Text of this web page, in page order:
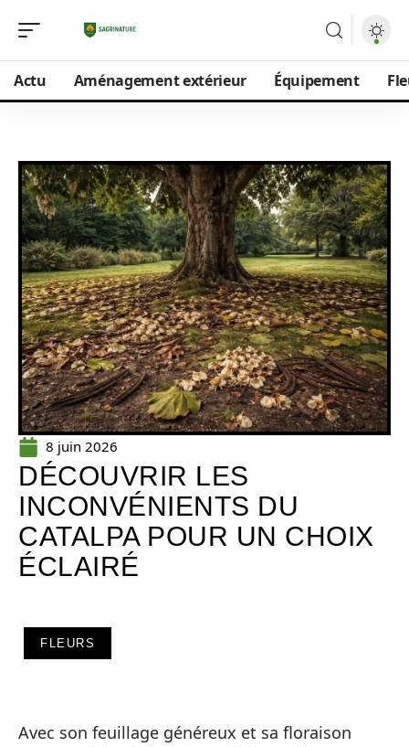
Actu Aménagement extérieur Équipement
8 juin 2026
DÉCOUVRIR LES
INCONVÉNIENTS DU
CATALPA POUR UN CHOIX
ÉCLAIRÉ
FLEURS
Avec son feuillage généreux et sa floraison